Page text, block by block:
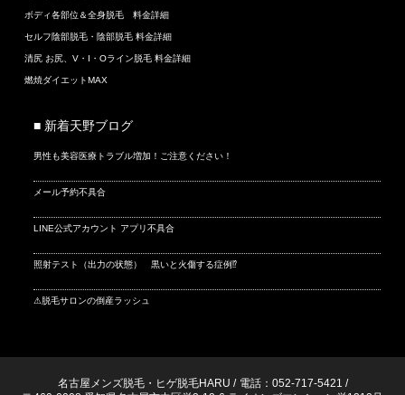
ボディ各部位＆全身脱毛 料金詳細
セルフ陰部脱毛・陰部脱毛 料金詳細
清尻 お尻、V・I・Oライン脱毛 料金詳細
燃焼ダイエットMAX
■ 新着天野ブログ
男性も美容医療トラブル増加！ご注意ください！
メール予約不具合
LINE公式アカウント アプリ不具合
照射テスト（出力の状態） 黒いと火傷する症例⁉
⚠脱毛サロンの倒産ラッシュ
名古屋メンズ脱毛・ヒゲ脱毛HARU / 電話：052-717-5421 /